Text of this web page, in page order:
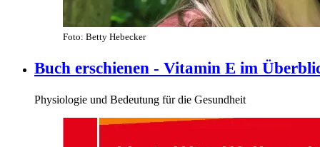
Foto: Betty Hebecker
Buch erschienen - Vitamin E im
Physiologie und Bedeutung für die Gesundheit